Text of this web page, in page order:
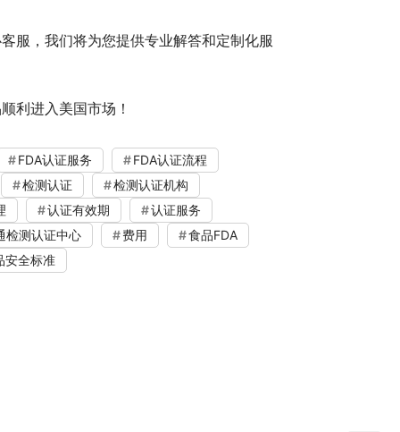
服，我们将为您提供专业解答和定制化服
利进入美国市场！
FDA认证服务
FDA认证流程
检测认证
检测认证机构
认证有效期
认证服务
检测认证中心 费用
食品FDA
安全标准